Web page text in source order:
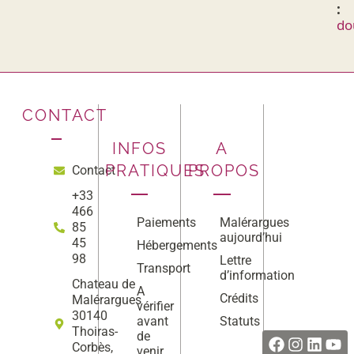
:
CONTACT
Contact
+33
466
85
45
98
Chateau de
Malérargues
30140
Thoiras-
Corbès,
INFOS
PRATIQUES
Paiements
Hébergements
Transport
A
vérifier
avant
de
A
PROPOS
Malérargues
aujourd’hui
Lettre
d’information
Crédits
Statuts